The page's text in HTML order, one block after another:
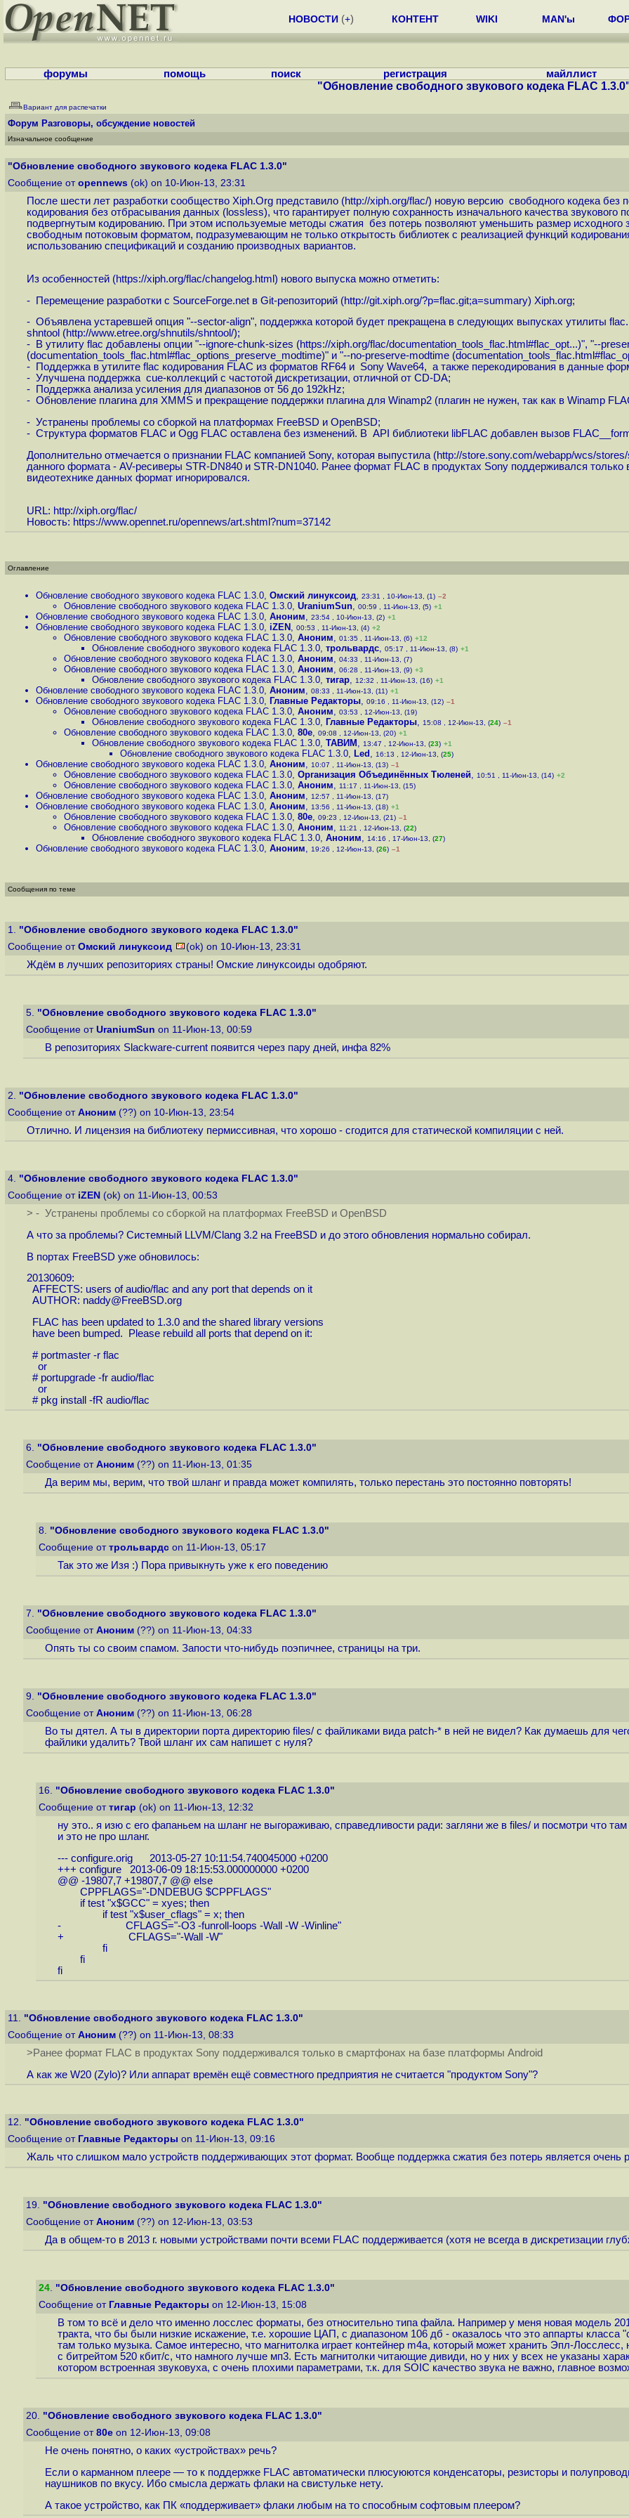
НОВОСТИ (+) КОНТЕНТ WIKI MAN'ы
форумы помощь поиск регистрация майллист
"Обновление свободного звукового кодека FLAC
Вариант для распечатки
Форум Разговоры, обсуждение новостей
Изначальное сообщение
"Обновление свободного звукового кодека FLAC 1.3.0"
Сообщение от opennews (ok) on 10-Июн-13, 23:31
После шести лет разработки сообщество Xiph.Org представило (http://xiph.org/flac/) новую версию свободного кодека без
кодирования без отбрасывания данных (lossless), что гарантирует полную сохранность изначального качества звукового
подвергнутым кодированию. При этом используемые методы сжатия без потерь позволяют уменьшить размер исходного
свободным потоковым форматом, подразумевающим не только открытость библиотек с реализацией функций
использованию спецификаций и созданию производных вариантов.
Из особенностей (https://xiph.org/flac/changelog.html ) нового выпуска можно отметить:
- Перемещение разработки с SourceForge.net в Git-репозиторий (http://git.xiph.org/?p=flac.git;a=summary) Xiph.org;
- Объявлена устаревшей опция "--sector-align", поддержка которой будет прекращена в следующих выпусках утилиты
shntool (http://www.etree.org/shnutils/shntool/);
- В утилиту flac добавлены опции "--ignore-chunk-sizes (https://xiph.org/flac/documentation_tools_flac.html#flac_opt...)", "--
(documentation_tools_flac.html#flac_options_preserve_modtime)" и "--no-preserve-modtime
- Поддержка в утилите flac кодирования FLAC из форматов RF64 и Sony Wave64, а также перекодирования в данные
- Улучшена поддержка cue-коллекций с частотой дискретизации, отличной от CD-DA;
- Поддержка анализа усиления для диапазонов от 56 до 192kHz;
- Обновление плагина для XMMS и прекращение поддержки плагина для Winamp2 (плагин не нужен, так как в Winamp
- Устранены проблемы со сборкой на платформах FreeBSD и OpenBSD;
- Структура форматов FLAC и Ogg FLAC оставлена без изменений. В API библиотеки libFLAC добавлен вызов
Дополнительно отмечается о признании FLAC компанией Sony, которая выпустила (http://store.sony.com/webapp/wcs/
данного формата - AV-ресиверы STR-DN840 и STR-DN1040. Ранее формат FLAC в продуктах Sony поддерживался
видеотехнике данных формат игнорировался.
URL: http://xiph.org/flac/
Новость: https://www.opennet.ru/opennews/art.shtml?num=37142
Оглавление
Обновление свободного звукового кодека FLAC 1.3.0, Омский линуксоид, 23:31 , 10-Июн-13, (1) –2
Обновление свободного звукового кодека FLAC 1.3.0, UraniumSun, 00:59 , 11-Июн-13, (5) +1
Обновление свободного звукового кодека FLAC 1.3.0, Аноним, 23:54 , 10-Июн-13, (2) +1
Обновление свободного звукового кодека FLAC 1.3.0, iZEN , 00:53 , 11-Июн-13, (4) +2
Обновление свободного звукового кодека FLAC 1.3.0, Аноним, 01:35 , 11-Июн-13, (6) +12
Обновление свободного звукового кодека FLAC 1.3.0, трольвардс, 05:17 , 11-Июн-13, (8) +1
Обновление свободного звукового кодека FLAC 1.3.0, Аноним, 04:33 , 11-Июн-13, (7)
Обновление свободного звукового кодека FLAC 1.3.0, Аноним, 06:28 , 11-Июн-13, (9) +3
Обновление свободного звукового кодека FLAC 1.3.0, тигар, 12:32 , 11-Июн-13, (16) +1
Обновление свободного звукового кодека FLAC 1.3.0, Аноним, 08:33 , 11-Июн-13, (11) +1
Обновление свободного звукового кодека FLAC 1.3.0, Главные Редакторы, 09:16 , 11-Июн-13, (12) –1
Обновление свободного звукового кодека FLAC 1.3.0, Аноним, 03:53 , 12-Июн-13, (19)
Обновление свободного звукового кодека FLAC 1.3.0, Главные Редакторы, 15:08 , 12-Июн-13, (24) –1
Обновление свободного звукового кодека FLAC 1.3.0, 80е, 09:08 , 12-Июн-13, (20) +1
Обновление свободного звукового кодека FLAC 1.3.0, ТАВИМ , 13:47 , 12-Июн-13, (23) +1
Обновление свободного звукового кодека FLAC 1.3.0, Led , 16:13 , 12-Июн-13, (25)
Обновление свободного звукового кодека FLAC 1.3.0, Аноним, 10:07 , 11-Июн-13, (13) –1
Обновление свободного звукового кодека FLAC 1.3.0, Организация Объединённых Тюленей, 10:51 , 11-Июн-13, (14) +2
Обновление свободного звукового кодека FLAC 1.3.0, Аноним, 11:17 , 11-Июн-13, (15)
Обновление свободного звукового кодека FLAC 1.3.0, Аноним, 12:57 , 11-Июн-13, (17)
Обновление свободного звукового кодека FLAC 1.3.0, Аноним, 13:56 , 11-Июн-13, (18) +1
Обновление свободного звукового кодека FLAC 1.3.0, 80е, 09:23 , 12-Июн-13, (21) –1
Обновление свободного звукового кодека FLAC 1.3.0, Аноним, 11:21 , 12-Июн-13, (22)
Обновление свободного звукового кодека FLAC 1.3.0, Аноним, 14:16 , 17-Июн-13, (27)
Обновление свободного звукового кодека FLAC 1.3.0, Аноним, 19:26 , 12-Июн-13, (26) –1
Сообщения по теме
1. "Обновление свободного звукового кодека FLAC 1.3.0"
Сообщение от Омский линуксоид (ok) on 10-Июн-13, 23:31
Ждём в лучших репозиториях страны! Омские линуксоиды одобряют.
5. "Обновление свободного звукового кодека FLAC 1.3.0"
Сообщение от UraniumSun on 11-Июн-13, 00:59
В репозиториях Slackware-current появится через пару дней, инфа 82%
2. "Обновление свободного звукового кодека FLAC 1.3.0"
Сообщение от Аноним (??) on 10-Июн-13, 23:54
Отлично. И лицензия на библиотеку пермиссивная, что хорошо - сгодится для статической компиляции с ней.
4. "Обновление свободного звукового кодека FLAC 1.3.0"
Сообщение от iZEN (ok) on 11-Июн-13, 00:53
> - Устранены проблемы со сборкой на платформах FreeBSD и OpenBSD
А что за проблемы? Системный LLVM/Clang 3.2 на FreeBSD и до этого обновления нормально собирал.
В портах FreeBSD уже обновилось:
20130609:
AFFECTS: users of audio/flac and any port that depends on it
AUTHOR: naddy@FreeBSD.org
FLAC has been updated to 1.3.0 and the shared library versions
have been bumped. Please rebuild all ports that depend on it:
# portmaster -r flac
or
# portupgrade -fr audio/flac
or
# pkg install -fR audio/flac
6. "Обновление свободного звукового кодека FLAC 1.3.0"
Сообщение от Аноним (??) on 11-Июн-13, 01:35
Да верим мы, верим, что твой шланг и правда может компилять, только перестань это постоянно повторять!
8. "Обновление свободного звукового кодека FLAC 1.3.0"
Сообщение от трольвардс on 11-Июн-13, 05:17
Так это же Изя :) Пора привыкнуть уже к его поведению
7. "Обновление свободного звукового кодека FLAC 1.3.0"
Сообщение от Аноним (??) on 11-Июн-13, 04:33
Опять ты со своим спамом. Запости что-нибудь поэпичнее, страницы на три.
9. "Обновление свободного звукового кодека FLAC 1.3.0"
Сообщение от Аноним (??) on 11-Июн-13, 06:28
Во ты дятел. А ты в директории порта директорию files/ с файликами вида patch-* в ней не видел? Как думаешь для
файлики удалить? Твой шланг их сам напишет с нуля?
16. "Обновление свободного звукового кодека FLAC 1.3.0"
Сообщение от тигар (ok) on 11-Июн-13, 12:32
ну это.. я изю с его фапаньем на шланг не выгораживаю, справедливости ради: загляни же в files/ и посмотри что там
и это не про шланг.
--- configure.orig 2013-05-27 10:11:54.740045000 +0200
+++ configure 2013-06-09 18:15:53.000000000 +0200
@@ -19807,7 +19807,7 @@ else
CPPFLAGS="-DNDEBUG $CPPFLAGS"
if test "x$GCC" = xyes; then
if test "x$user_cflags" = x; then
- CFLAGS="-O3 -funroll-loops -Wall -W -Winline"
+ CFLAGS="-Wall -W"
fi
fi
fi
11. "Обновление свободного звукового кодека FLAC 1.3.0"
Сообщение от Аноним (??) on 11-Июн-13, 08:33
>Ранее формат FLAC в продуктах Sony поддерживался только в смартфонах на базе платформы Android
А как же W20 (Zylo)? Или аппарат времён ещё совместного предприятия не считается "продуктом Sony"?
12. "Обновление свободного звукового кодека FLAC 1.3.0"
Сообщение от Главные Редакторы on 11-Июн-13, 09:16
Жаль что слишком мало устройств поддерживающих этот формат. Вообще поддержка сжатия без потерь является очень
19. "Обновление свободного звукового кодека FLAC 1.3.0"
Сообщение от Аноним (??) on 12-Июн-13, 03:53
Да в общем-то в 2013 г. новыми устройствами почти всеми FLAC поддерживается (хотя не всегда в дискретизации
24. "Обновление свободного звукового кодека FLAC 1.3.0"
Сообщение от Главные Редакторы on 12-Июн-13, 15:08
В том то всё и дело что именно лосслес форматы, без относительно типа файла. Например у меня новая модель
тракта, что бы были низкие искажение, т.е. хорошие ЦАП, с диапазоном 106 дб - оказалось что это аппарты
там только музыка. Самое интересно, что магнитолка играет контейнер m4a, который может хранить Эпл-
с битрейтом 520 кбит/с, что намного лучше мп3. Есть магнитолки читающие дивиди, но у них у всех не указаны
котором встроенная звуковуха, с очень плохими параметрами, т.к. для SOIC качество звука не важно, главное
20. "Обновление свободного звукового кодека FLAC 1.3.0"
Сообщение от 80е on 12-Июн-13, 09:08
Не очень понятно, о каких «устройствах» речь?
Если о карманном плеере — то к поддержке FLAC автоматически плюсуюются конденсаторы, резисторы и
наушников по вкусу. Ибо смысла держать флаки на свистульке нету.
А такое устройство, как ПК «поддерживает» флаки любым на то способным софтовым плеером?